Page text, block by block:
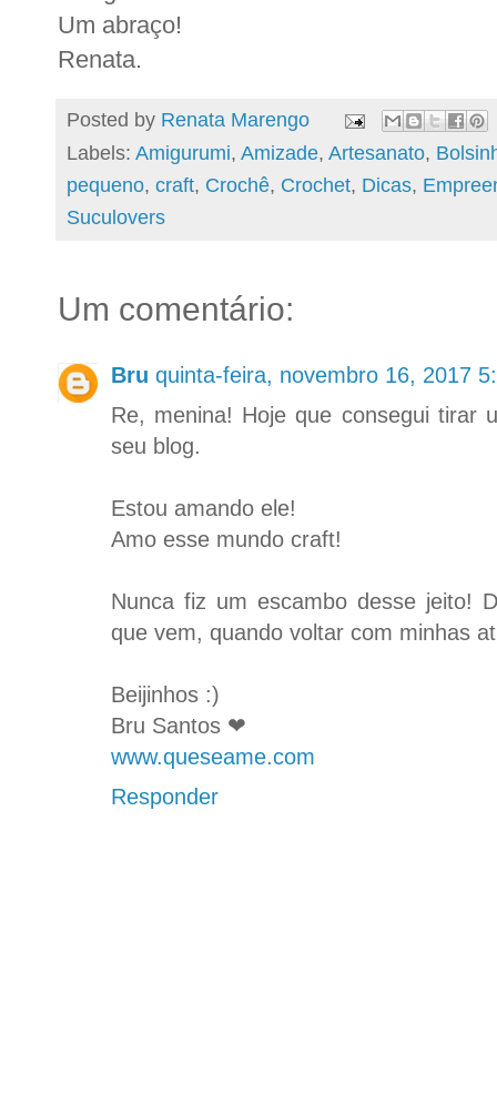
Um abraço!
Renata.
Posted by Renata Marengo
Labels: Amigurumi, Amizade, Artesanato,
pequeno, craft, Crochê, Crochet, Dicas,
Suculovers
Um comentário:
Bru quinta-feira, novembro 16, 2017
Re, menina! Hoje que consegui tirar
seu blog.
Estou amando ele!
Amo esse mundo craft!
Nunca fiz um escambo desse jeito!
que vem, quando voltar com minhas
Beijinhos :)
Bru Santos ❤
www.queseame.com
Responder